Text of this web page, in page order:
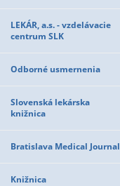
LEKÁR, a.s. - vzdelávacie
centrum SLK
Odborné usmernenia
Slovenská lekárska
knižnica
Bratislava Medical Journal
Knižnica